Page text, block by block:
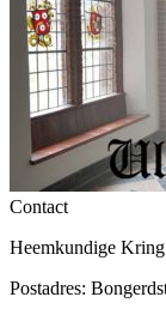
Contact
Heemkundige Kring
Postadres: